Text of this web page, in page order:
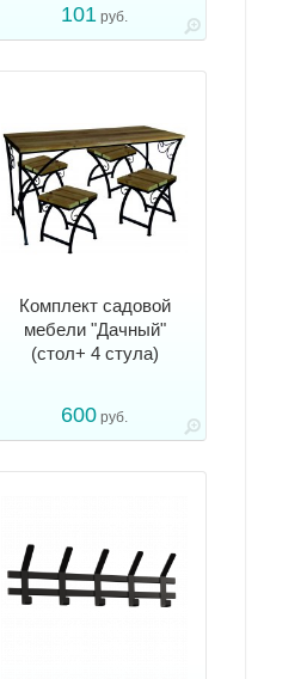
101 руб.
Комплект садовой
мебели "Дачный"
(стол+ 4 стула)
600 руб.